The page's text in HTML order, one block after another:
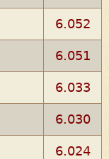
6.052
6.051
6.033
6.030
6.024